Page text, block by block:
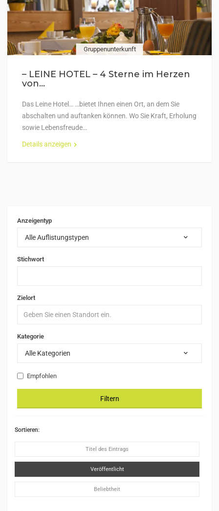
Gruppenunterkunft
– LEINE HOTEL – 4 Sterne im Herzen
von...
Das Leine Hotel… …bietet Ihnen einen Ort, an dem Sie
abschalten und auftanken können. Wo Sie Kraft, Erholung
sowie Lebensfreude…
Details anzeigen
Anzeigentyp
Alle Auflistungstypen
Stichwort
Zielort
Kategorie
Alle Kategorien
Empfohlen
Filtern
Sortieren:
Titel des Eintrags
Veröffentlicht
Beliebtheit